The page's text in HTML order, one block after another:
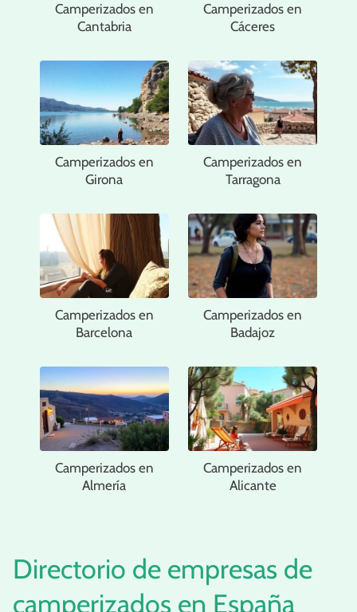
Camperizados en
Cantabria
Camperizados en
Cáceres
Camperizados en
Girona
Camperizados en
Tarragona
Camperizados en
Barcelona
Camperizados en
Badajoz
Camperizados en
Almería
Camperizados en
Alicante
Directorio de empresas de
camperizados en España